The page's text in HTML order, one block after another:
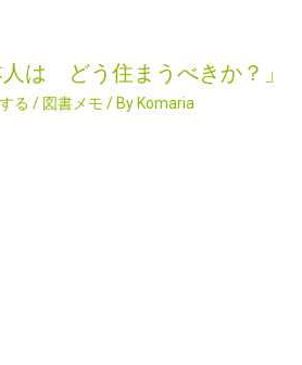
人は どう住まうべきか？」
る / 図書メモ / By Komaria